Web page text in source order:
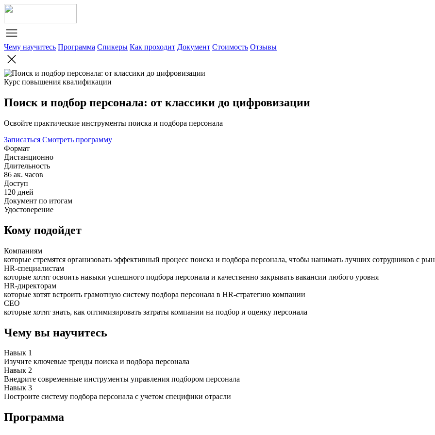
Чему научитесь Программа Спикеры Как проходит Документ Стоимость Отзывы
Курс повышения квалификации
Поиск и подбор персонала: от классики до цифровизации
Освойте практические инструменты поиска и подбора персонала
Записаться Смотреть программу
Формат
Дистанционно
Длительность
86 ак. часов
Доступ
120 дней
Документ по итогам
Удостоверение
Кому подойдет
Компаниям
которые стремятся организовать эффективный процесс поиска и подбора персонала, чтобы нанимать лучших сотрудников с
HR-специалистам
которые хотят освоить навыки успешного подбора персонала и качественно закрывать вакансии любого уровня
HR-директорам
которые хотят встроить грамотную систему подбора персонала в HR-стратегию компании
СЕО
которые хотят знать, как оптимизировать затраты компании на подбор и оценку персонала
Чему вы научитесь
Навык 1
Изучите ключевые тренды поиска и подбора персонала
Навык 2
Внедрите современные инструменты управления подбором персонала
Навык 3
Построите систему подбора персонала с учетом специфики отрасли
Программа